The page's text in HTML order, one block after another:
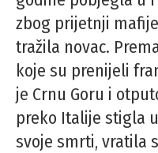
zbog prijetnji
tražila novac.
koje su prenijeli
je Crnu Goru i
preko Italije stigla
svoje smrti, vratila